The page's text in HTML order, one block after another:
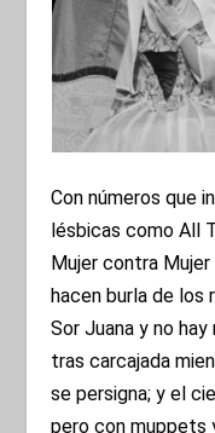
Con números que
lésbicas como All
Mujer contra
hacen burla de los
Sor Juana y no
tras carcajada
se persigna; y el
pero con muppets